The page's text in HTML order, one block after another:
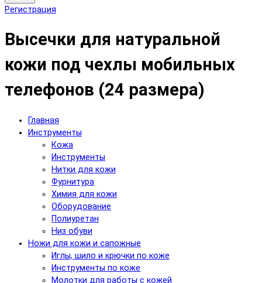
Регистрация
Высечки для натуральной
кожи под чехлы мобильных
телефонов (24 размера)
Главная
Инструменты
Кожа
Инструменты
Нитки для кожи
Фурнитура
Химия для кожи
Оборудование
Полиуретан
Низ обуви
Ножи для кожи и сапожные
Иглы, шило и крючки по коже
Инструменты по коже
Молотки для работы с кожей